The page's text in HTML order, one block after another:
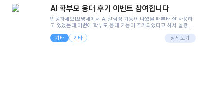
으셔서 고민이 됐는데ai 학부모 응대를 써볼 수 있어서 좋았어요!앞
면..)그리고 제가 신입 때 이게 있었더라면 ㅜㅜㅜㅜ?응대 팁이 정말
좋은거 같아요지금은 그래도 아이들이 잘 이해 되지만초임 때는 정
말 어려워서 항상다른 선생님들께 도움을 요청했었거든요..ㅠ*일지
쓸 때도 좀 도움이 되는 거 같아요!
AI 학부모 응대 후기 이벤트 참여합니다.
안녕하세요!꼬망세에서 AI 알림장 기능이 나왔을 때부터 잘 사용하
고 있었는데,이번에 학부모 응대 기능이 추가되었다고 해서 놀랐습
님 응대에 더 많은 부담을 느끼고 있습니다 ㅠㅠ이번에 제가 원에서
겪은 일과 학부모님께 전달드렸던 내용을 함께 보시고,저와 비슷한
기타 기타 상세보기